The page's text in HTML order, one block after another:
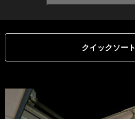
クイックソート